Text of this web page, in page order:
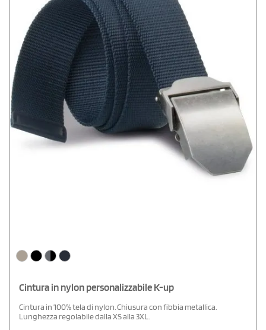
Cintura in nylon personalizzabile K-up
Cintura in 100% tela di nylon. Chiusura con fibbia metallica.
Lunghezza regolabile dalla XS alla 3XL.